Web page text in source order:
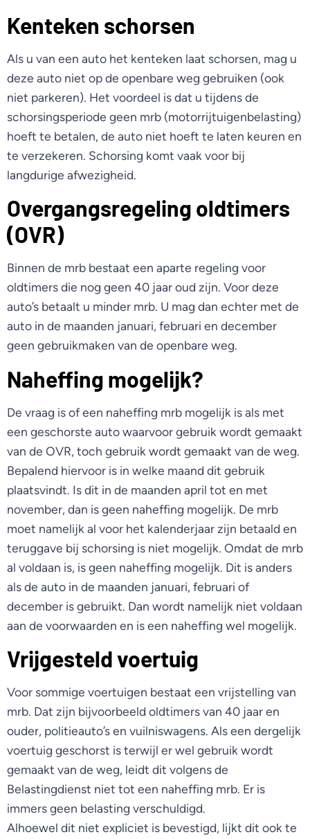
Kenteken schorsen
Als u van een auto het kenteken laat schorsen, mag u
deze auto niet op de openbare weg gebruiken (ook
niet parkeren). Het voordeel is dat u tijdens de
schorsingsperiode geen mrb (motorrijtuigenbelasting)
hoeft te betalen, de auto niet hoeft te laten keuren en
te verzekeren. Schorsing komt vaak voor bij
langdurige afwezigheid.
Overgangsregeling oldtimers
(OVR)
Binnen de mrb bestaat een aparte regeling voor
oldtimers die nog geen 40 jaar oud zijn. Voor deze
auto’s betaalt u minder mrb. U mag dan echter met de
auto in de maanden januari, februari en december
geen gebruikmaken van de openbare weg.
Naheffing mogelijk?
De vraag is of een naheffing mrb mogelijk is als met
een geschorste auto waarvoor gebruik wordt gemaakt
van de OVR, toch gebruik wordt gemaakt van de weg.
Bepalend hiervoor is in welke maand dit gebruik
plaatsvindt. Is dit in de maanden april tot en met
november, dan is geen naheffing mogelijk. De mrb
moet namelijk al voor het kalenderjaar zijn betaald en
teruggave bij schorsing is niet mogelijk. Omdat de mrb
al voldaan is, is geen naheffing mogelijk. Dit is anders
als de auto in de maanden januari, februari of
december is gebruikt. Dan wordt namelijk niet voldaan
aan de voorwaarden en is een naheffing wel mogelijk.
Vrijgesteld voertuig
Voor sommige voertuigen bestaat een vrijstelling van
mrb. Dat zijn bijvoorbeeld oldtimers van 40 jaar en
ouder, politieauto’s en vuilniswagens. Als een dergelijk
voertuig geschorst is terwijl er wel gebruik wordt
gemaakt van de weg, leidt dit volgens de
Belastingdienst niet tot een naheffing mrb. Er is
immers geen belasting verschuldigd.
Alhoewel dit niet expliciet is bevestigd, lijkt dit ook te